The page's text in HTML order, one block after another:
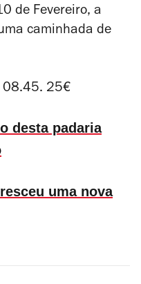
de Fevereiro, a
caminhada de
08.45. 25€
desta padaria
uma nova